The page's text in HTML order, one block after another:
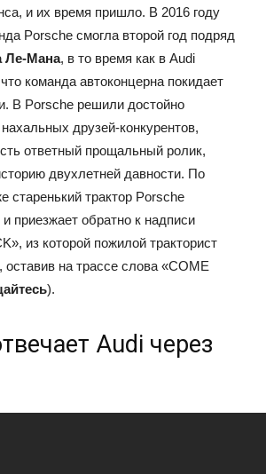
и их время пришло. В 2016 году
Porsche смогла второй год подряд
Ле-Мана, в то время как в Audi
команда автоконцерна покидает
В Porsche решили достойно
друзей-конкурентов,
ответный прощальный ролик,
двухлетней давности. По
старенький трактор Porsche
и приезжает обратно к надписи
из которой пожилой тракторист
на трассе слова «COME
).
Audi через